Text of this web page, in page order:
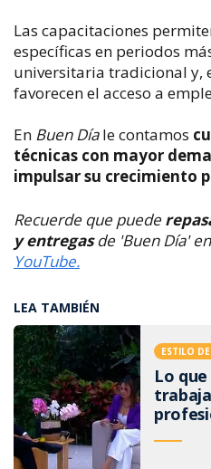
Las capacitaciones
específicas en periodos
universitaria tradicional y,
favorecen el acceso a
En Buen Díale contamos
técnicas con mayor
impulsar su crecimiento
Recuerde que puede
y entregasde 'Buen Día'
YouTube.
LEA TAMBIÉN
ESTILO
Lo